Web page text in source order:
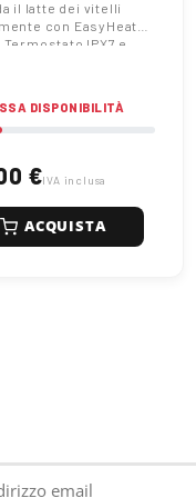
Singola
il latte dei vitelli
con EasyHeat
Termostato IPX7 e
DISPONIBILITÀ
€IVA inclusa
ACQUISTA